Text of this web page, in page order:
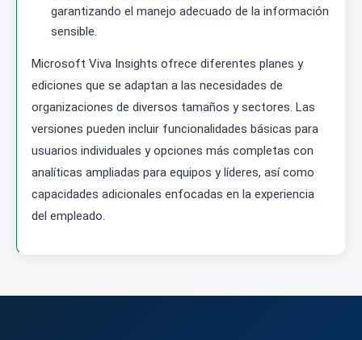
garantizando el manejo adecuado de la información
sensible.
Microsoft Viva Insights ofrece diferentes planes y
ediciones que se adaptan a las necesidades de
organizaciones de diversos tamaños y sectores. Las
versiones pueden incluir funcionalidades básicas para
usuarios individuales y opciones más completas con
analíticas ampliadas para equipos y líderes, así como
capacidades adicionales enfocadas en la experiencia
del empleado.